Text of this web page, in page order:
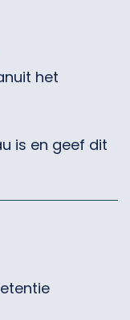
het
is en geef dit